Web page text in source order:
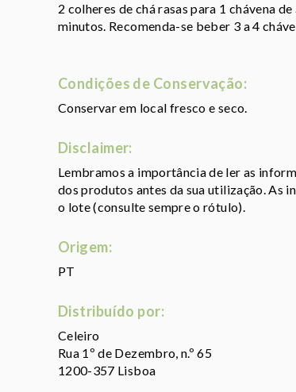
2 colheres de chá rasas para 1 chávena
minutos. Recomenda-se beber 3 a 4
Condições de Conservação:
Conservar em local fresco e seco.
Disclaimer:
Lembramos a importância de ler as
dos produtos antes da sua utilização. As
o lote (consulte sempre o rótulo).
Origem:
PT
Distribuído por:
Celeiro
Rua 1º de Dezembro, n.º 65
1200-357 Lisboa